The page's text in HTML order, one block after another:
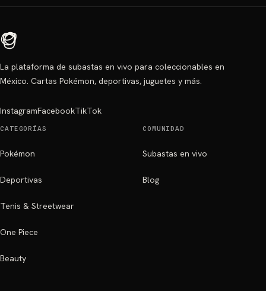
La plataforma de subastas en vivo para coleccionables en
México. Cartas Pokémon, deportivas, juguetes y más.
InstagramFacebookTikTok
CATEGORÍAS
Pokémon
Deportivas
Tenis & Streetwear
One Piece
Beauty
COMUNIDAD
Subastas en vivo
Blog